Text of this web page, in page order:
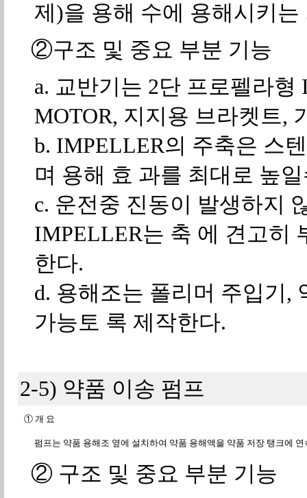
제)을 용해 수에 용해시키는
②구조 및 중요 부분 기능
a. 교반기는 2단 프로펠라
MOTOR, 지지용 브라켓트,
b. IMPELLER의 주축은 스
며 용해 효 과를 최대로 높
c. 운전중 진동이 발생하지
IMPELLER는 축 에 견고히
한다.
d. 용해조는 폴리머 주입기,
가능토 록 제작한다.
2-5) 약품 이송 펌프
① 개 요
펌프는 약품 용해조 옆에 설치하여 약품 용해액을 약품 저장 탱크에
② 구조 및 중요 부분 기능